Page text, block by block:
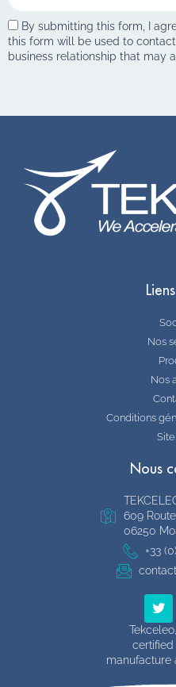
By submitting this form, I
this form will be used to
business relationship that may
Nos
Nos
Conditions
Nous
609
06250
+33
T
w
i
t
t
e
certified
manufacture